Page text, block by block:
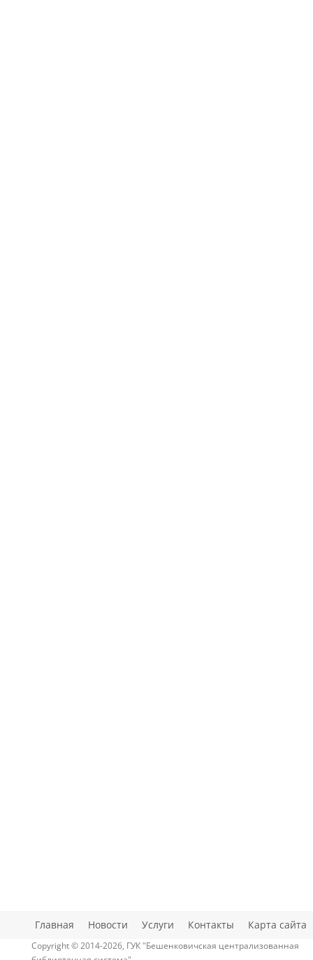
Главная Новости Услуги Контакты Карта сайта
Copyright © 2014-2026, ГУК "Бешенковичская централизованная